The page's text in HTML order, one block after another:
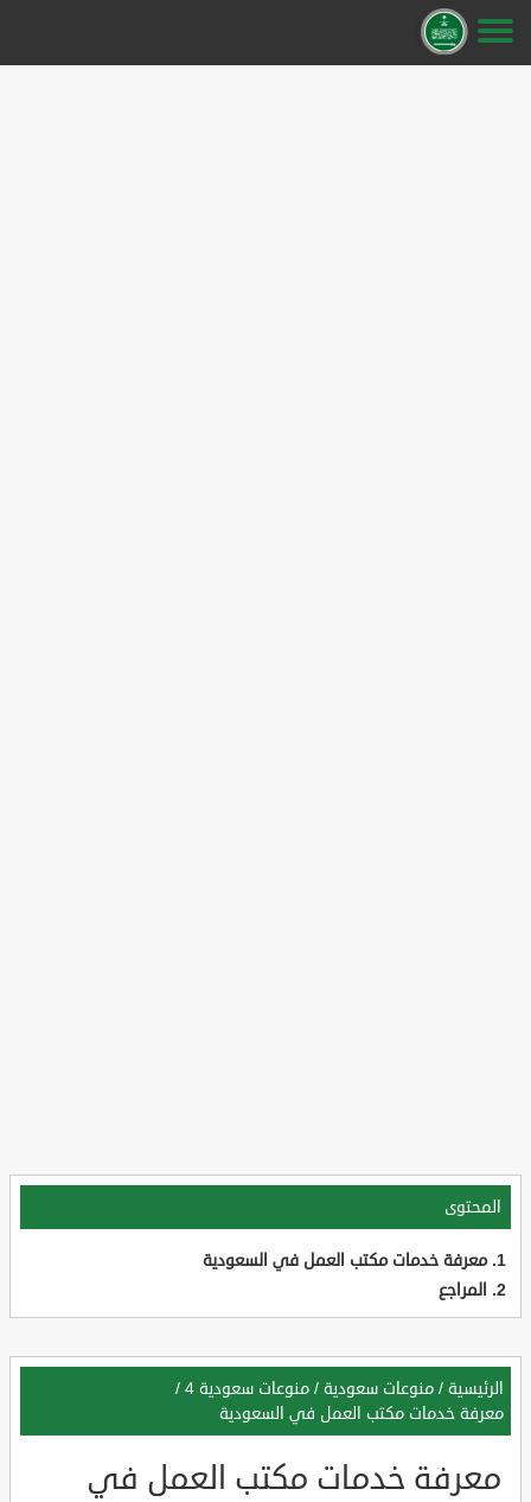
المحتوى
معرفة خدمات مكتب العمل في السعودية
المراجع
الرئيسية / منوعات سعودية / منوعات سعودية 4
/
معرفة خدمات مكتب العمل في السعودية
معرفة خدمات مكتب العمل في